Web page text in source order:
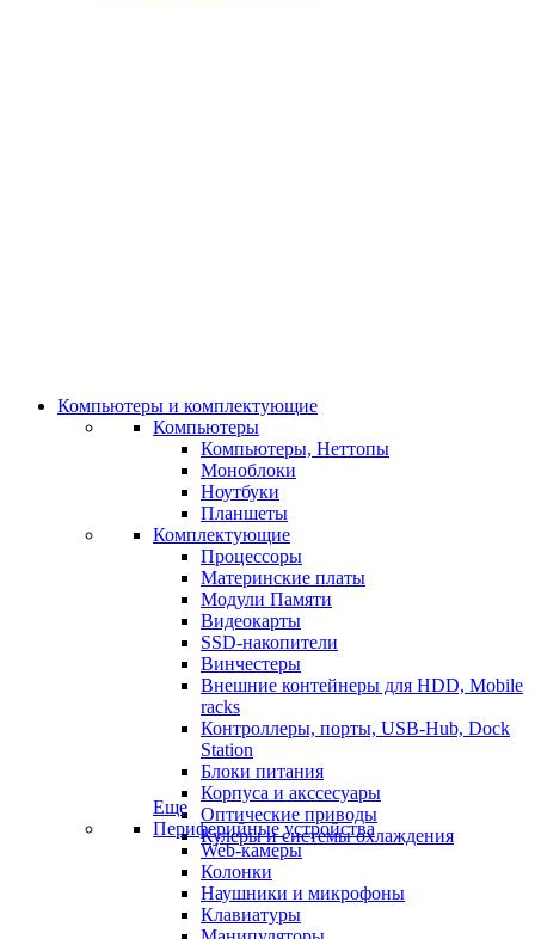
Компьютеры и комплектующие
Компьютеры
Компьютеры, Неттопы
Моноблоки
Ноутбуки
Планшеты
Комплектующие
Процессоры
Материнские платы
Модули Памяти
Видеокарты
SSD-накопители
Винчестеры
Внешние контейнеры для HDD, Mobile
racks
Контроллеры, порты, USB-Hub, Dock
Station
Блоки питания
Корпуса и акссесуары
Оптические приводы
Кулеры и системы охлаждения
Еще
Периферийные устройства
Web-камеры
Колонки
Наушники и микрофоны
Клавиатуры